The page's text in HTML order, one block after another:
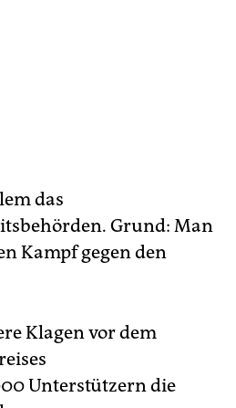
das
Grund: Man
Kampf gegen den
Klagen vor dem
Unterstützern die